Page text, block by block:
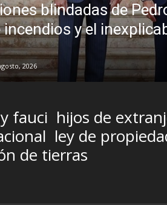
Sin disimulo: la
Brasil y la sombra
R.C. Gómez 5 agosto, 2026
fauci hijos de
ley de
de tierras